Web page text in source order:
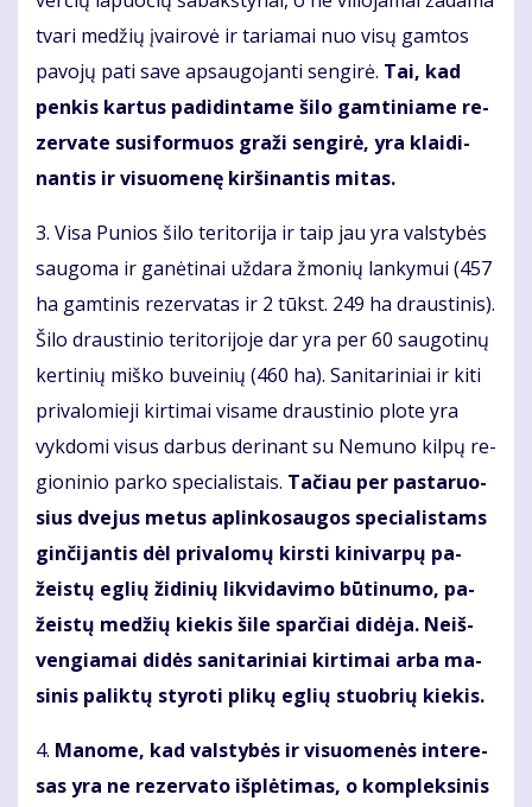
tva­ri me­džių įvai­ro­vė ir ta­ria­mai nuo vi­sų gam­tos
pa­vo­jų pa­ti sa­ve ap­sau­go­jan­ti sen­gi­rė. Tai, kad
pen­kis kar­tus pa­di­din­ta­me ši­lo gam­ti­nia­me re­
zer­va­te su­si­for­muos gra­ži sen­gi­rė, yra klai­di­
nan­tis ir vi­suo­me­nę kir­ši­nan­tis mi­tas.
3. Vi­sa Pu­nios ši­lo te­ri­to­ri­ja ir taip jau yra vals­ty­bės
sau­go­ma ir ga­nė­ti­nai už­da­ra žmo­nių lan­ky­mui (457
ha gam­ti­nis re­zer­va­tas ir 2 tūkst. 249 ha draus­ti­nis).
Ši­lo draus­ti­nio te­ri­to­ri­jo­je dar yra per 60 sau­go­ti­nų
ker­ti­nių miš­ko bu­vei­nių (460 ha). Sa­ni­ta­ri­niai ir ki­ti
pri­va­lo­mie­ji kir­ti­mai vi­sa­me draus­ti­nio plo­te yra
vyk­do­mi vi­sus dar­bus de­ri­nant su Ne­mu­no kil­pų re­
gio­ni­nio par­ko spe­cia­lis­tais. Tačiau per pas­ta­ruo­
sius dve­jus me­tus ap­lin­ko­sau­gos spe­cia­lis­tams
ginčijan­tis dėl pri­va­lo­mų kirs­ti ki­ni­var­pų pa­
žeis­tų eg­lių ži­di­nių lik­vi­da­vi­mo bū­ti­nu­mo, pa­
žeis­tų me­džių kie­kis ši­le sparčiai di­dė­ja. Ne­iš­
ven­gia­mai di­dės sa­ni­ta­ri­niai kir­ti­mai ar­ba ma­
si­nis pa­lik­tų sty­ro­ti pli­kų eg­lių stuob­rių kie­kis.
4. Ma­no­me, kad vals­ty­bės ir vi­suo­me­nės in­te­re­
sas yra ne re­zer­va­to iš­plė­ti­mas, o kom­plek­si­nis